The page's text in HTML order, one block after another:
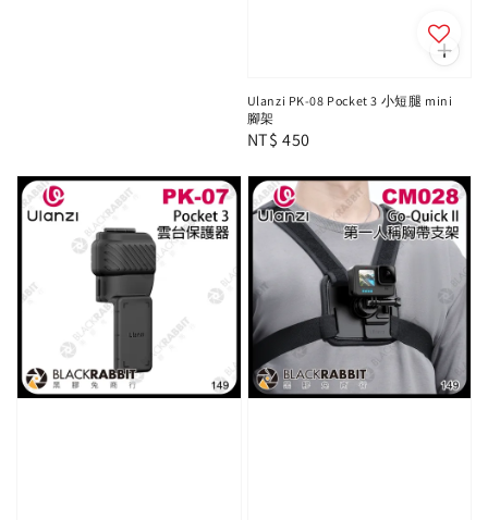
Ulanzi PK-08 Pocket 3 小短腿 mini
腳架
Regular
NT$ 450